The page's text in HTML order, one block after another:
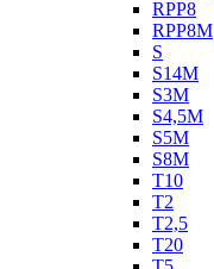
RPP8
RPP8M
S
S14M
S3M
S4,5M
S5M
S8M
T10
T2
T2,5
T20